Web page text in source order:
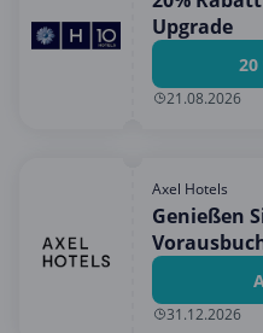
Upgrade
21.08.2026
Axel Hotels
Genießen
Sebastian
31.12.2026